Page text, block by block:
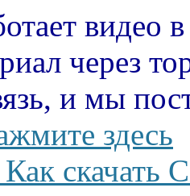
видео
через
и мы
здесь
скачать